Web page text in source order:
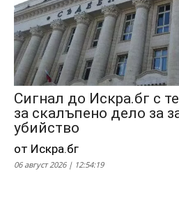
Сигнал до Искра.бг с
за скалъпено дело за
убийство
от Искра.бг
06 август 2026 | 12:54:19